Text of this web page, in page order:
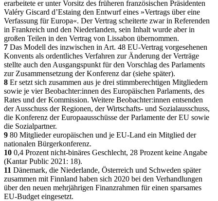
erarbeitete er unter Vorsitz des früheren französischen Präsidenten
Valéry Giscard d’Estaing den Entwurf eines »Vertrags über eine
Verfassung für Europa«. Der Vertrag scheiterte zwar in Referenden
in Frankreich und den Niederlanden, sein Inhalt wurde aber in
großen Teilen in den Vertrag von Lissabon übernommen.
7 Das Modell des inzwischen in Art. 48 EU-Vertrag vorgesehenen
Konvents als ordentliches Verfahren zur Änderung der Verträge
stellte auch den Ausgangspunkt für den Vorschlag des Parlaments
zur Zusammensetzung der Konferenz dar (siehe später).
8 Er setzt sich zusammen aus je drei stimmberechtigen Mitgliedern
sowie je vier Beobachter:innen des Europäischen Parlaments, des
Rates und der Kommission. Weitere Beobachter:innen entsenden
der Ausschuss der Regionen, der Wirtschafts- und Sozialausschuss,
die Konferenz der Europaausschüsse der Parlamente der EU sowie
die Sozialpartner.
9 80 Mitglieder europäischen und je EU-Land ein Mitglied der
nationalen Bürgerkonferenz.
10 0,4 Prozent nicht-binäres Geschlecht, 28 Prozent keine Angabe
(Kantar Public 2021: 18).
11 Dänemark, die Niederlande, Österreich und Schweden später
zusammen mit Finnland haben sich 2020 bei den Verhandlungen
über den neuen mehrjährigen Finanzrahmen für einen sparsames
EU-Budget eingesetzt.